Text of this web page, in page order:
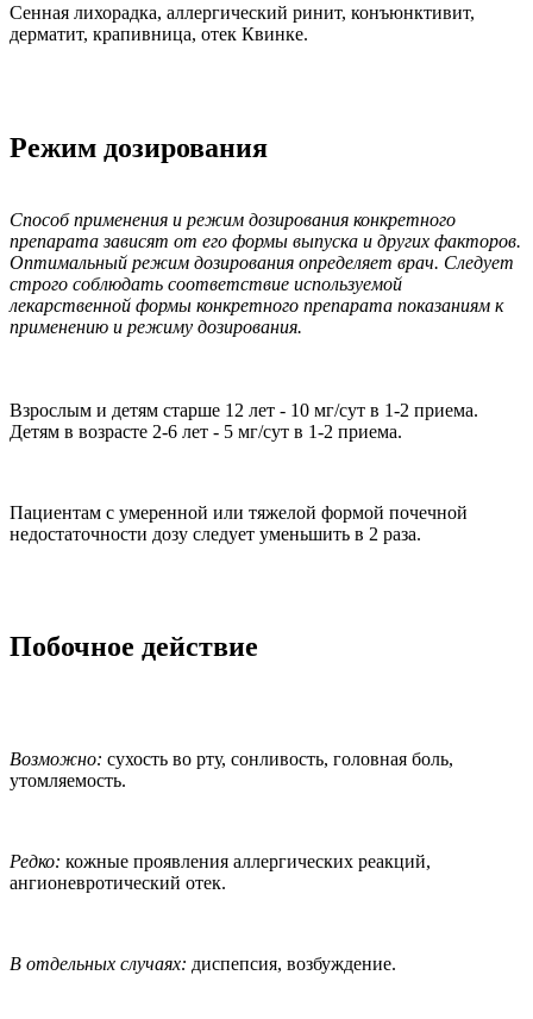
Сенная лихорадка, аллергический ринит, конъюнктивит,
дерматит, крапивница, отек Квинке.
Режим дозирования
Способ применения и режим дозирования конкретного
препарата зависят от его формы выпуска и других факторов.
Оптимальный режим дозирования определяет врач. Следует
строго соблюдать соответствие используемой
лекарственной формы конкретного препарата показаниям к
применению и режиму дозирования.
Взрослым и детям старше 12 лет - 10 мг/сут в 1-2 приема.
Детям в возрасте 2-6 лет - 5 мг/сут в 1-2 приема.
Пациентам с умеренной или тяжелой формой почечной
недостаточности дозу следует уменьшить в 2 раза.
Побочное действие
Возможно: сухость во рту, сонливость, головная боль,
утомляемость.
Редко: кожные проявления аллергических реакций,
ангионевротический отек.
В отдельных случаях: диспепсия, возбуждение.